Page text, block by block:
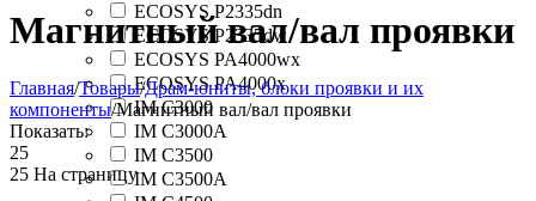
ECOSYS P2335dn
ECOSYS P2335dw
ECOSYS PA4000wx
ECOSYS PA4000x
IM C3000
IM C3000A
IM C3500
IM C3500A
Магнитный вал/вал проявки
Главная/Товары/Драм-юниты, блоки проявки и их
компоненты/Магнитный вал/вал проявки
Показать:
25
25 На страницу